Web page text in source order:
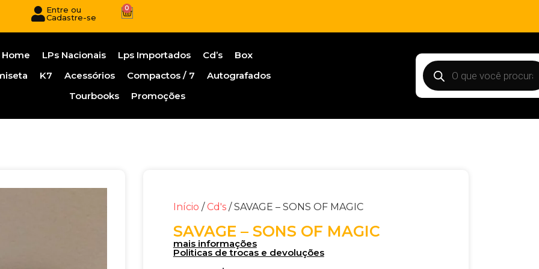
Entre ou
Cadastre-se
0
Home LPs Nacionais Lps Importados Cd’s
Box
K7 Acessórios Compactos / 7
Autografados
Tourbooks
Promoções
Início / Cd's/ SAVAGE – SONS OF MAGIC
SAVAGE – SONS OF MAGIC
mais informações
Politicas de trocas e devoluções